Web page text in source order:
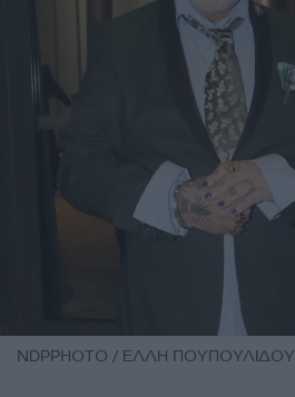
NDPPHOTO / ΕΛΛΗ ΠΟΥΠΟΥΛΙΔΟΥ